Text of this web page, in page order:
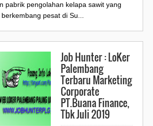
pabrik pengolahan kelapa sawit yang
pesat di Su...
Job Hunter : LoKer
Palembang
Terbaru Marketing
Corporate
PT.Buana Finance,
Tbk Juli 2019